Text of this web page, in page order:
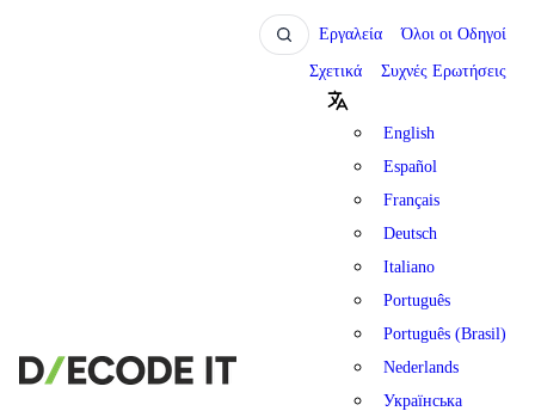
Εργαλεία Όλοι οι Οδηγοί
Σχετικά Συχνές Ερωτήσεις
English
Español
Français
Deutsch
Italiano
Português
Português (Brasil)
Nederlands
Українська